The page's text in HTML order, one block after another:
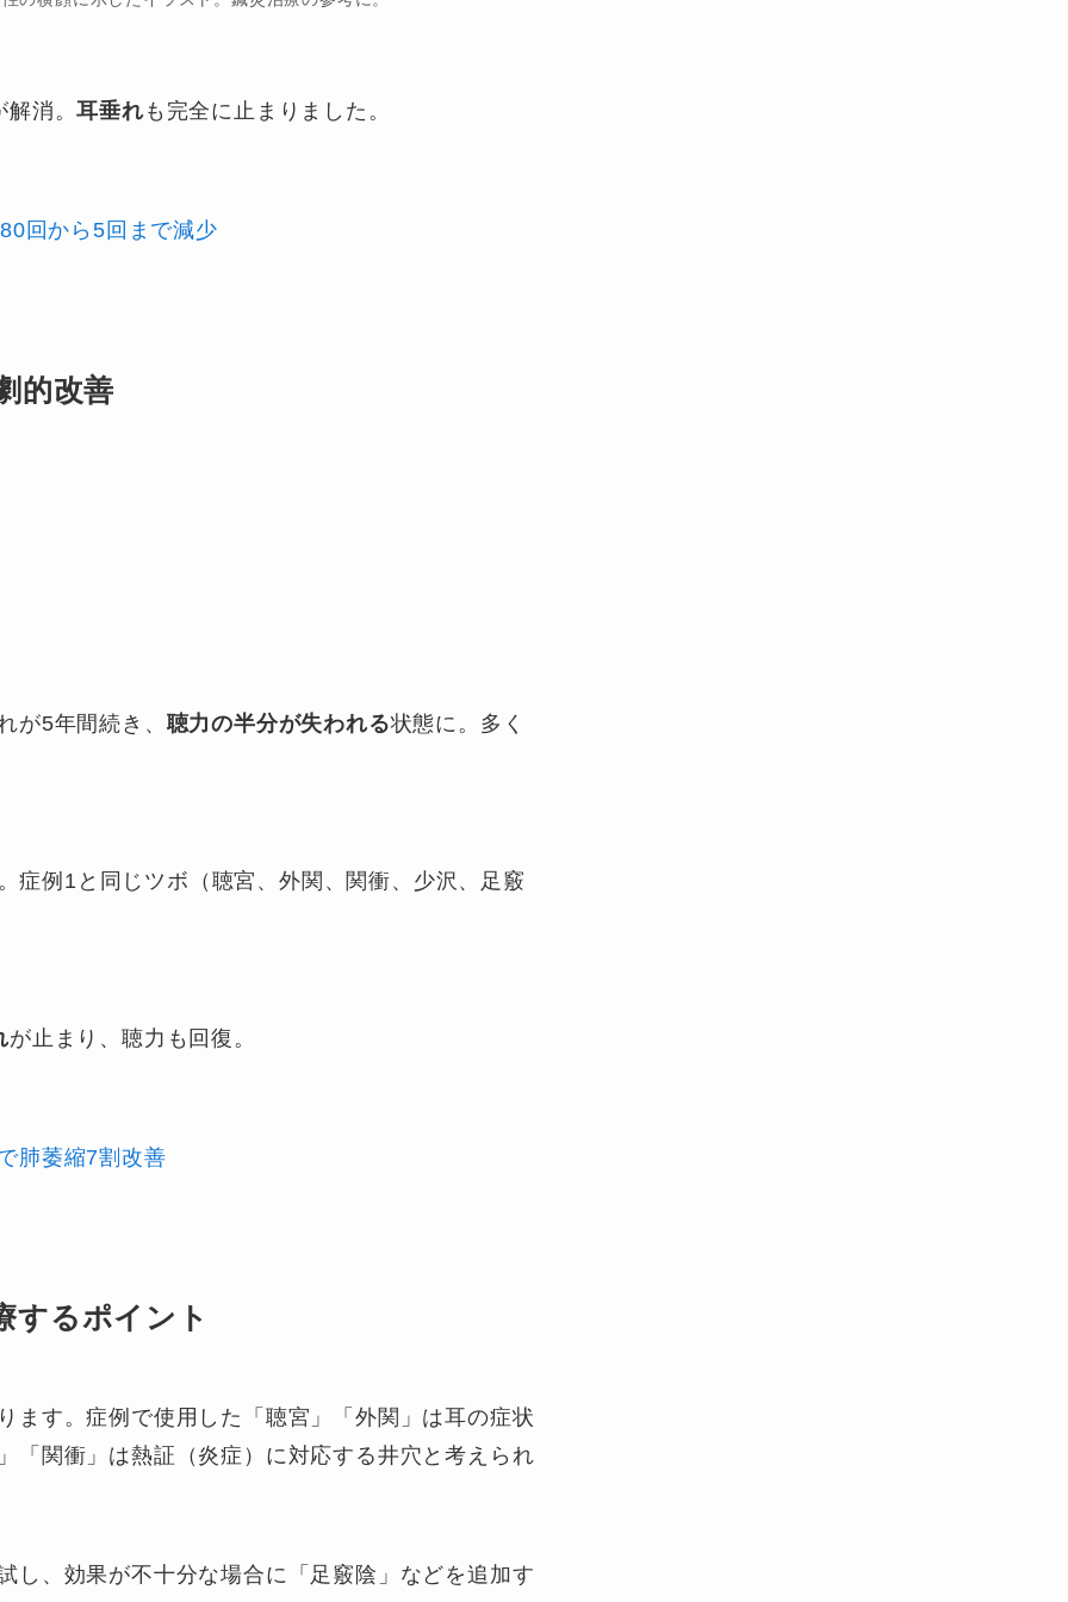
解消。耳垂れ も完全に止まりました。
回から5回まで減少
的改善
が5年間続き、 聴力の半分が失われる状態に。多く
症例1と同じツボ（聴宮、外関、関衝、少沢、足竅
が止まり、聴力も回復。
肺萎縮7割改善
するポイント
ます。症例で使用した「聴宮」「外関」は耳の症状
「関衝」は熱証（炎症）に対応する井穴と考えられ
し、効果が不十分な場合に「足竅陰」などを追加す